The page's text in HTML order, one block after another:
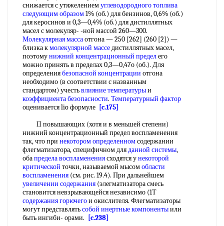
снижается с утяжелениемуглеводородного топлива
следующим образом1% (об.) для бензинов, 0,6% (об.)
для керосинов и 0,3—0,4% (об.) для дистиллятных
масел с молекуляр- -ной массой 260—300.
Молекулярная массаотгона — 250 [262] (260 [2]) —
близка кмолекулярной масседистиллятных масел,
поэтомунижний концентрационный пределего
можно принять в пределах 0,3—0,47о (об.). Для
определениябезопасной концентрации отгона
необходимо (в соответствии с названным
стандартом) учестьвлияние температурыи
коэффициента безопасности. Температурный фактор
оценивается lio формуле [c.175]
II повышающих (хотя и в меньшей степени)
нижний концентрационный предел воспламенения
так, что при некотором определенномсодержании
флегматизатора, специфичном дляданной системы,
обапредела воспламенениясходятся унекоторой
критической точки, называемой мысомобласти
воспламенения (см. рис. 19.4). При дальнейшем
увеличении содержания (элегматизатора смесь
становится невзрывающейся независимо (1Т
содержания горючегои окислителя. Флегматизаторы
могут представлятьсобой инертные компонентыили
быть ингиби- орами.
[c.238]